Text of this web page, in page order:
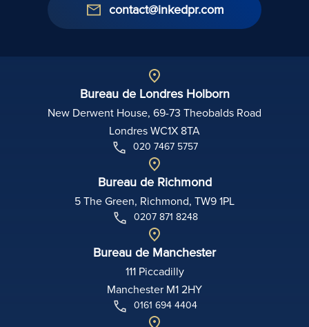
contact@inkedpr.com
Bureau de Londres Holborn
New Derwent House, 69-73 Theobalds Road
Londres WC1X 8TA
020 7467 5757
Bureau de Richmond
5 The Green, Richmond, TW9 1PL
0207 871 8248
Bureau de Manchester
111 Piccadilly
Manchester M1 2HY
0161 694 4404